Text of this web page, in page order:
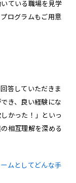
ている職場を見学
ログラムもご用意
答していただきま
き、良い経験にな
かった！」といっ
相互理解を深める
ムとしてどんな手